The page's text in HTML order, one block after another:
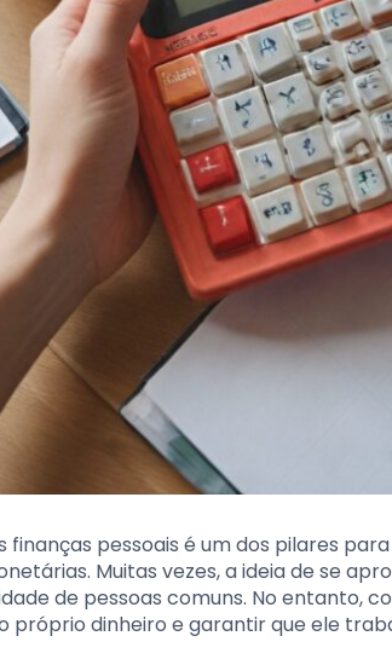
finanças pessoais é um dos pilares
Muitas vezes, a ideia de se
de pessoas comuns. No entanto,
próprio dinheiro e garantir que ele